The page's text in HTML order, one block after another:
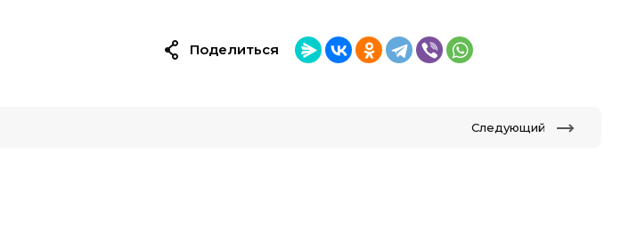
Поделиться
Следующий